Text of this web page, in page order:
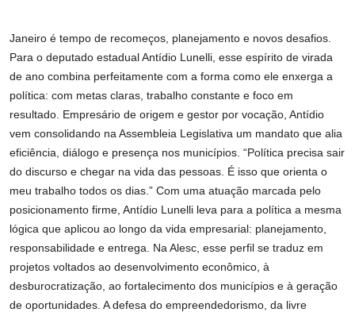
Janeiro é tempo de recomeços, planejamento e novos desafios.
Para o deputado estadual Antídio Lunelli, esse espírito de virada
de ano combina perfeitamente com a forma como ele enxerga a
política: com metas claras, trabalho constante e foco em
resultado. Empresário de origem e gestor por vocação, Antídio
vem consolidando na Assembleia Legislativa um mandato que alia
eficiência, diálogo e presença nos municípios. “Política precisa sair
do discurso e chegar na vida das pessoas. É isso que orienta o
meu trabalho todos os dias.” Com uma atuação marcada pelo
posicionamento firme, Antídio Lunelli leva para a política a mesma
lógica que aplicou ao longo da vida empresarial: planejamento,
responsabilidade e entrega. Na Alesc, esse perfil se traduz em
projetos voltados ao desenvolvimento econômico, à
desburocratização, ao fortalecimento dos municípios e à geração
de oportunidades. A defesa do empreendedorismo, da livre